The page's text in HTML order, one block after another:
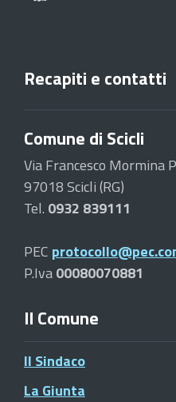
Recapiti e contatti
Comune di Scicli
Via Francesco Mormina
97018 Scicli (RG)
Tel. 0932 839111
PEC
P.Iva00080070881
Il Comune
Il Sindaco
La Giunta